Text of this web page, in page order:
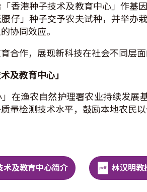
香港种子技术及教育中心」作基
仔」种子交予农夫试种，并举办
协同效应。
合作，展现新科技在社会不同层
及教育中心」
」在渔农自然护理署农业持续发
量检测技术水平，鼓励本地农民
术及教育中心简介 林汉明教